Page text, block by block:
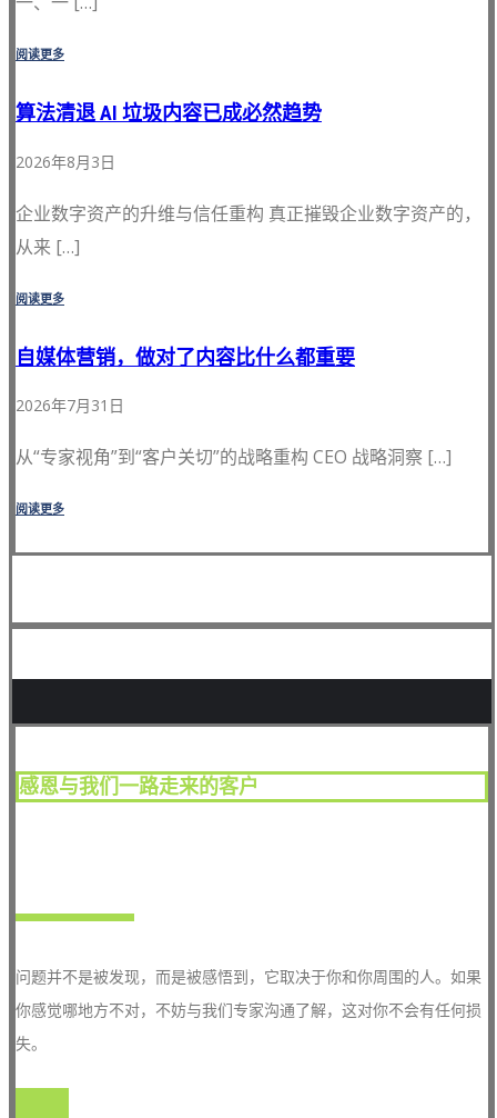
阅读更多
算法清退 AI 垃圾内容已成必然趋势
2026年8月3日
企业数字资产的升维与信任重构 真正摧毁企业数字资产的，
从来 […]
阅读更多
自媒体营销，做对了内容比什么都重要
2026年7月31日
从“专家视角”到“客户关切”的战略重构 CEO 战略洞察 […]
阅读更多
感恩与我们一路走来的客户
问题并不是被发现，而是被感悟到，它取决于你和你周围的人。如果
你感觉哪地方不对，不妨与我们专家沟通了解，这对你不会有任何损
失。